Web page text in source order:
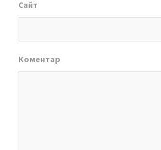
Сайт
Коментар